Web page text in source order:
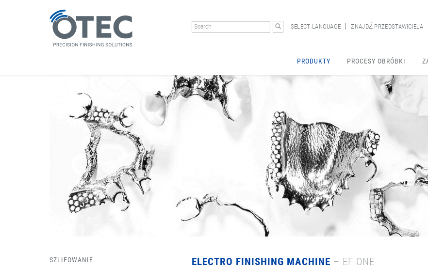
SELECT LANGUAGE ZNAJDŹ PRZEDSTAWICIELA
PRODUKTY PROCESY OBRÓBKI
SZLIFOWANIE
ELECTRO FINISHING MACHINE – EF-ONE